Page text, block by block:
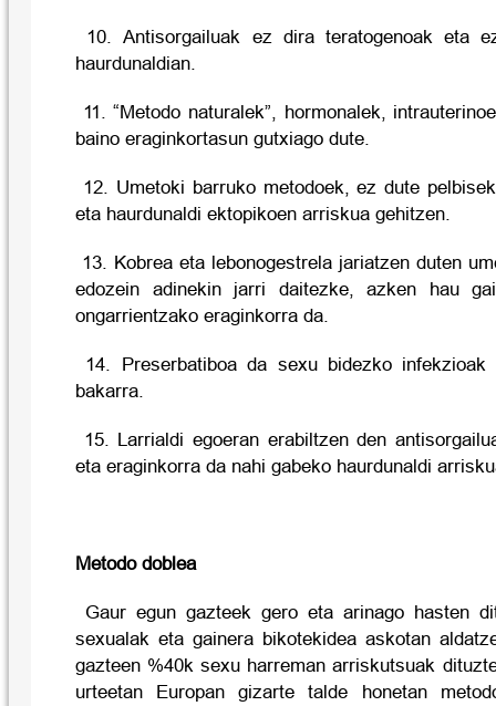
10. Antisorgailuak ez dira teratogenoak eta
haurdunaldian.
11. “Metodo naturalek”, hormonalek,
baino eraginkortasun gutxiago dute.
12. Umetoki barruko metodoek, ez dute
eta haurdunaldi ektopikoen arriskua gehitzen.
13. Kobrea eta lebonogestrela jariatzen duten
edozein adinekin jarri daitezke, azken hau
ongarrientzako eraginkorra da.
14. Preserbatiboa da sexu bidezko infekzioak
bakarra.
15. Larrialdi egoeran erabiltzen den
eta eraginkorra da nahi gabeko haurdunaldi
Metodo doblea
Gaur egun gazteek gero eta arinago hasten
sexualak eta gainera bikotekidea askotan
gazteen %40k sexu harreman arriskutsuak
urteetan Europan gizarte talde honetan